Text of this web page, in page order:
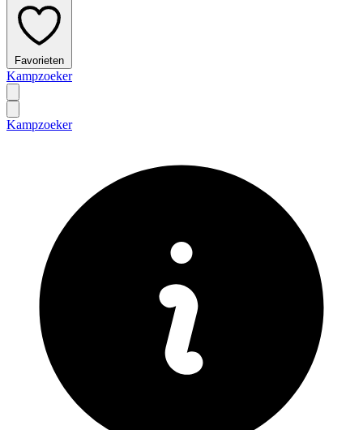
Favorieten
Kampzoeker
Kampzoeker